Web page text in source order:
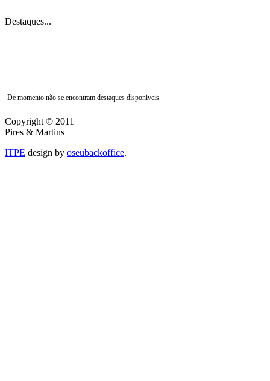
Destaques...
De momento não se encontram destaques disponiveis
Copyright © 2011
Pires & Martins
ITPE design by oseubackoffice.